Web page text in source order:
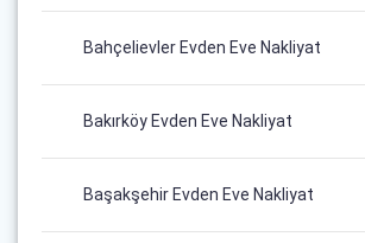
Bahçelievler Evden Eve Nakliyat
Bakırköy Evden Eve Nakliyat
Başakşehir Evden Eve Nakliyat